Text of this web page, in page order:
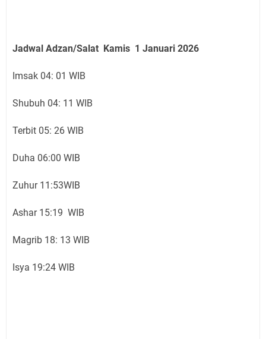
Jadwal Adzan/Salat Kamis 1 Januari 2026
Imsak 04: 01 WIB
Shubuh 04: 11 WIB
Terbit 05: 26 WIB
Duha 06:00 WIB
Zuhur 11:53WIB
Ashar 15:19 WIB
Magrib 18: 13 WIB
Isya 19:24 WIB